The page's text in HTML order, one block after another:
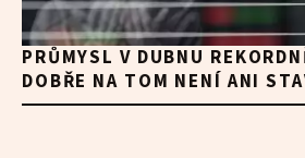
PRŮMYSL V DUBNU
DOBŘE NA TOM NENÍ ANI